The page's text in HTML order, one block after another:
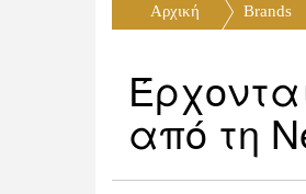
Αρχική Brands
από τη